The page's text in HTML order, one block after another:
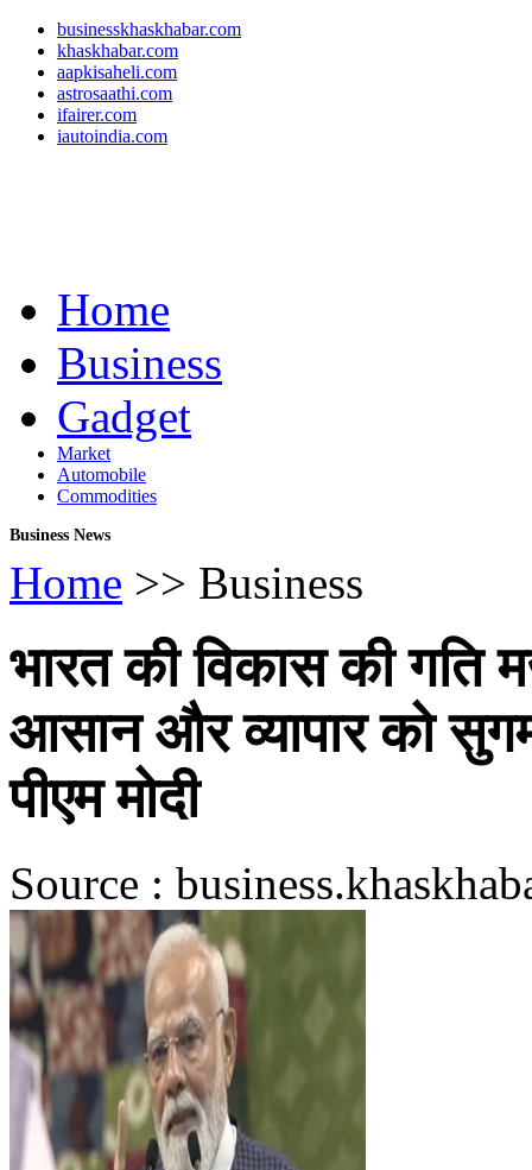
businesskhaskhabar.com
khaskhabar.com
aapkisaheli.com
astrosaathi.com
ifairer.com
iautoindia.com
Home
Business
Gadget
Market
Automobile
Commodities
Business News
Home >> Business
भारत की विकास की
आसान और व्यापार को
पीएम मोदी
Source :